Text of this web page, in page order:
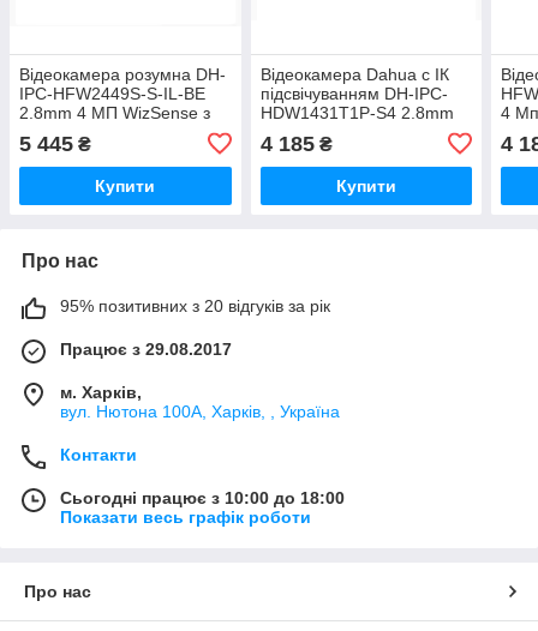
Відеокамера розумна DH-
IPC-HFW2449S-S-IL-BE
2.8mm 4 МП WizSense з
подвійним підсвічуванням
та мікрофоном
5 445 ₴
Купити
Відеокамера Dahua c ІК
підсвічуванням DH-IPC-
HDW1431T1P-S4 2.8mm
4 185₴
Купити
4
4
Про нас
95% позитивних з 20 відгуків за рік
Працює з 29.08.2017
м. Харків,
вул. Нютона 100А, Харків, , Україна
Контакти
Сьогодні працює з 10:00 до 18:00
Показати весь графік роботи
Про нас